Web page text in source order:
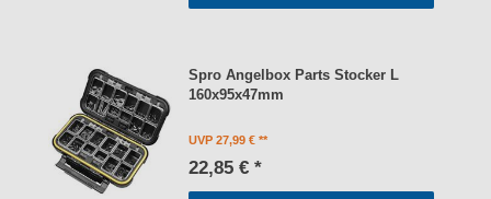
Spro Angelbox Parts Stocker L
160x95x47mm
UVP 27,99 €
22,85 € *